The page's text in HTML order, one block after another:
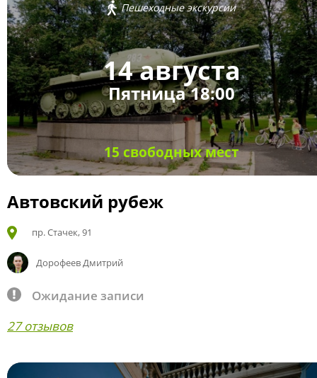
Пешеходные экскурсии
14 августа
Пятница 18:00
15 свободных мест
Автовский рубеж
пр. Стачек, 91
Дорофеев Дмитрий
Ожидание записи
27 отзывов